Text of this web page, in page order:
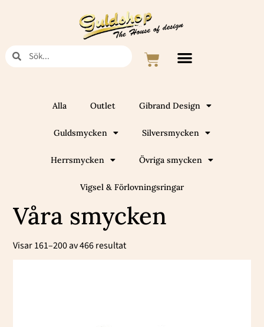
Sök Sök Varukorg
Alla Outlet Gibrand Design
Guldsmycken Silversmycken
Herrsmycken Övriga smycken
Vigsel & Förlovningsringar
Våra smycken
Visar 161–200 av 466 resultatefter